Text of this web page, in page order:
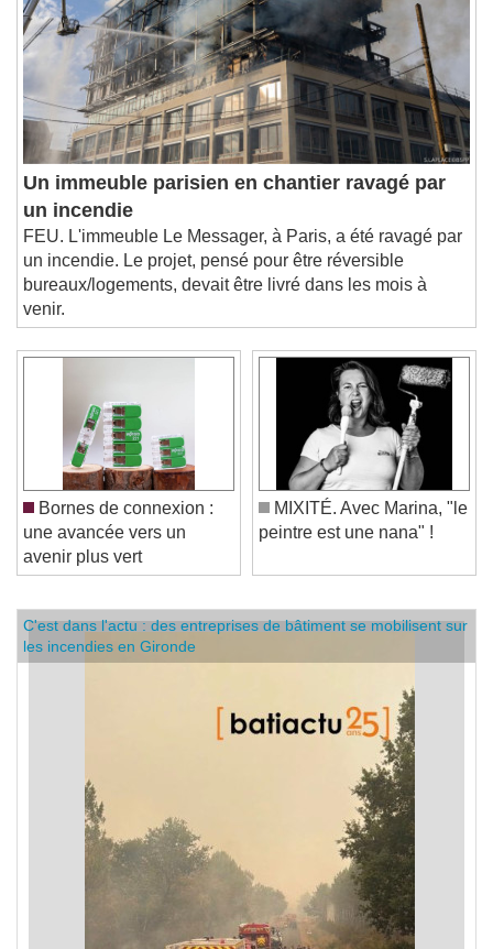
Un immeuble parisien en chantier ravagé par
un incendie
FEU. L'immeuble Le Messager, à Paris, a été ravagé par
un incendie. Le projet, pensé pour être réversible
bureaux/logements, devait être livré dans les mois à
venir.
Bornes de connexion :
une avancée vers un
avenir plus vert
MIXITÉ. Avec Marina, "le
C'est dans l'actu : des entreprises de bâtiment se mobilisent sur
les incendies en Gironde